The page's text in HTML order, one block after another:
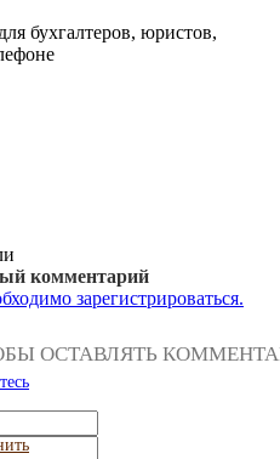
бухгалтеров, юристов,
комментарий
зарегистрироваться.
ОСТАВЛЯТЬ